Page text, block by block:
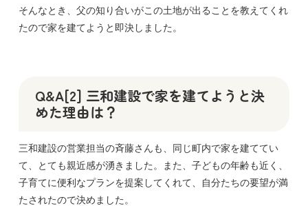
そんなとき、父の知り合いがこの土地が出ることを教えてくれ
たので家を建てようと即決しました。
Q&A[2] 三和建設で家を建てようと決
めた理由は？
三和建設の営業担当の斉藤さんも、同じ町内で家を建ててい
て、とても親近感が湧きました。また、子どもの年齢も近く、
子育てに便利なプランを提案してくれて、自分たちの要望が満
たされたので決めました。